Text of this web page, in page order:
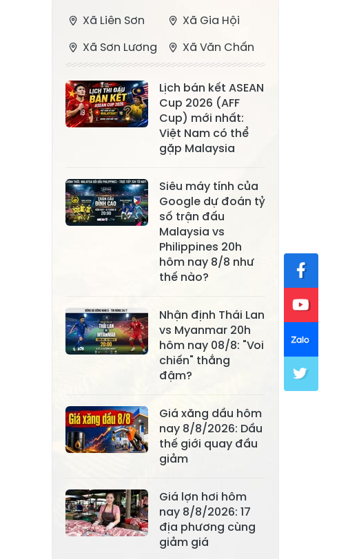
Xã Liên Sơn
Xã Gia Hội
Xã Sơn Lương
Xã Văn Chấn
Bằng La
Xã Chấn Thịnh
Xã Nghĩa Tâm
Xã Phong Dụ
Hạ
Xã Lâm Giang
Xã Đông
Cuông
Xã Tân Hợp
Xã Mậu A Xã Xuân Ái
Xã Lâm
Thượng
Xã Khánh Hòa
Xã Phúc Lợi
Xã Mường Lai
Xã Cảm Nhân
Xã Thác Bà
Xã Yên Bình
Xã Bảo Ái
Xã Trấn Yên
Xã Hưng
Khánh
Thịnh
Xã Quy Mông
Xã Cốc San
Xã Hợp Thành
Xã Phong Hải
Lịch bán kết ASEAN
Cup 2026 (AFF
Cup) mới nhất:
Việt Nam có thể
gặp Malaysia
Siêu máy tính của
Google dự đoán tỷ
số trận đấu
Malaysia vs
Philippines 20h
hôm nay 8/8 như
thế nào?
Nhận định Thái Lan
vs Myanmar 20h
hôm nay 08/8: "Voi
chiến" thắng
đậm?
Giá xăng dầu hôm
nay 8/8/2026: Dầu
thế giới quay đầu
giảm
Giá lợn hơi hôm
nay 8/8/2026: 17
địa phương cùng
giảm giá